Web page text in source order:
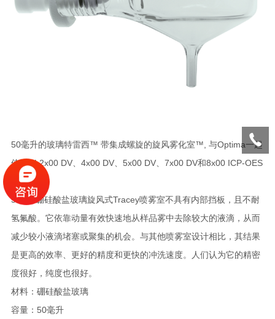
50毫升的玻璃特雷西™ 带集成螺旋的旋风雾化室™, 与Optima一起
使用™ 2x00 DV、4x00 DV、5x00 DV、7x00 DV和8x00 ICP-OES
系列仪器。
50 mL硼硅酸盐玻璃旋风式Tracey喷雾室不具有内部挡板，且不耐
氢氟酸。它依靠动量有效快速地从样品雾中去除较大的液滴，从而
减少较小液滴堵塞或聚集的机会。与其他喷雾室设计相比，其结果
是更高的效率、更好的精度和更快的冲洗速度。人们认为它的精密
度很好，纯度也很好。
材料：硼硅酸盐玻璃
容量：50毫升